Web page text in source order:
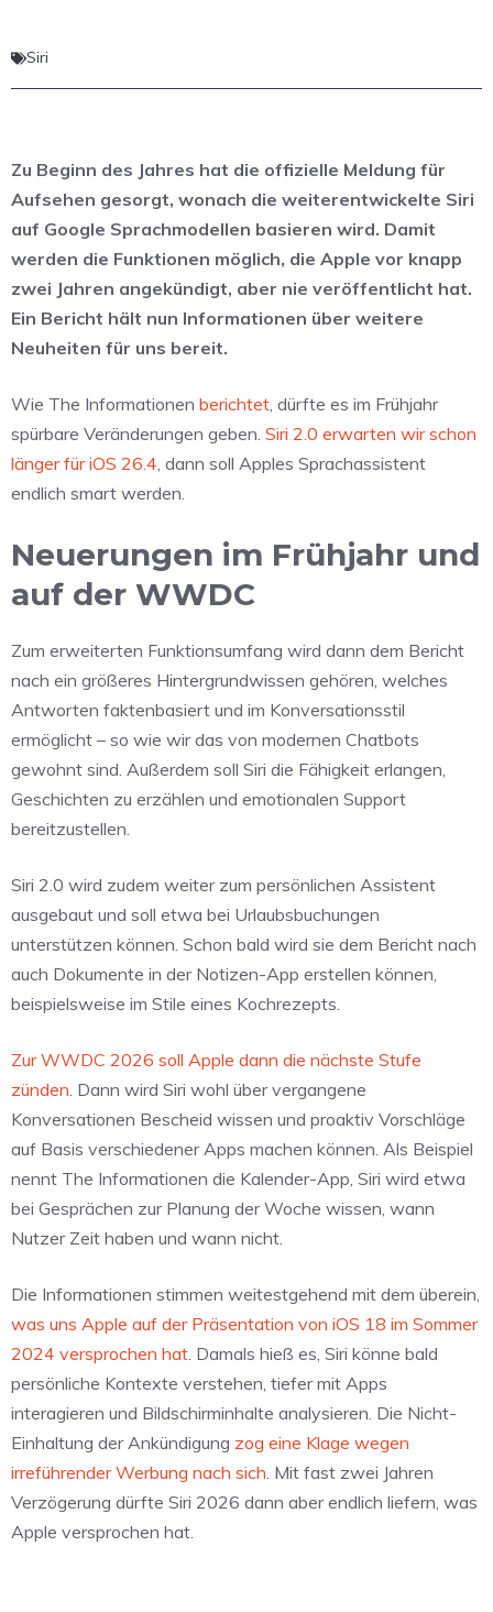
Siri
Zu Beginn des Jahres hat die offizielle Meldung für
Aufsehen gesorgt, wonach die weiterentwickelte Siri
auf Google Sprachmodellen basieren wird. Damit
werden die Funktionen möglich, die Apple vor knapp
zwei Jahren angekündigt, aber nie veröffentlicht hat.
Ein Bericht hält nun Informationen über weitere
Neuheiten für uns bereit.
Wie The Informationen berichtet, dürfte es im Frühjahr
spürbare Veränderungen geben. Siri 2.0 erwarten wir schon
länger für iOS 26.4, dann soll Apples Sprachassistent
endlich smart werden.
Neuerungen im Frühjahr und
auf der WWDC
Zum erweiterten Funktionsumfang wird dann dem Bericht
nach ein größeres Hintergrundwissen gehören, welches
Antworten faktenbasiert und im Konversationsstil
ermöglicht – so wie wir das von modernen Chatbots
gewohnt sind. Außerdem soll Siri die Fähigkeit erlangen,
Geschichten zu erzählen und emotionalen Support
bereitzustellen.
Siri 2.0 wird zudem weiter zum persönlichen Assistent
ausgebaut und soll etwa bei Urlaubsbuchungen
unterstützen können. Schon bald wird sie dem Bericht nach
auch Dokumente in der Notizen-App erstellen können,
beispielsweise im Stile eines Kochrezepts.
Zur WWDC 2026 soll Apple dann die nächste Stufe
zünden. Dann wird Siri wohl über vergangene
Konversationen Bescheid wissen und proaktiv Vorschläge
auf Basis verschiedener Apps machen können. Als Beispiel
nennt The Informationen die Kalender-App, Siri wird etwa
bei Gesprächen zur Planung der Woche wissen, wann
Nutzer Zeit haben und wann nicht.
Die Informationen stimmen weitestgehend mit dem überein,
was uns Apple auf der Präsentation von iOS 18 im Sommer
2024 versprochen hat. Damals hieß es, Siri könne bald
persönliche Kontexte verstehen, tiefer mit Apps
interagieren und Bildschirminhalte analysieren. Die Nicht-
Einhaltung der Ankündigung zog eine Klage wegen
irreführender Werbung nach sich. Mit fast zwei Jahren
Verzögerung dürfte Siri 2026 dann aber endlich liefern, was
Apple versprochen hat.